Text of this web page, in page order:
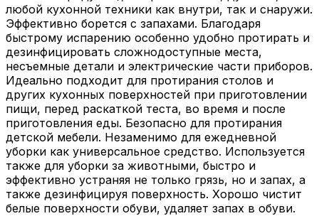
любой кухонной техники как внутри, так и снаружи.
Эффективно борется с запахами. Благодаря
быстрому испарению особенно удобно протирать и
дезинфицировать сложнодоступные места,
несъемные детали и электрические части приборов.
Идеально подходит для протирания столов и
других кухонных поверхностей при приготовлении
пищи, перед раскаткой теста, во время и после
приготовления еды. Безопасно для протирания
детской мебели. Незаменимо для ежедневной
уборки как универсальное средство. Используется
также для уборки за животными, быстро и
эффективно устраняя не только грязь, но и запах, а
также дезинфицируя поверхность. Хорошо чистит
белые поверхности обуви, удаляет запах в обуви.